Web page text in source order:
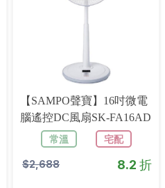
【SAMPO聲寶】16吋微電
腦遙控DC風扇SK-FA16AD
常溫
宅配
$2,688 8.2 折